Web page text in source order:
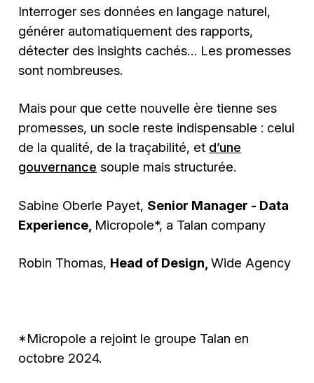
Interroger ses données en langage naturel,
générer automatiquement des rapports,
détecter des insights cachés… Les promesses
sont nombreuses.
Mais pour que cette nouvelle ère tienne ses
promesses, un socle reste indispensable : celui
de la qualité, de la traçabilité, et d’une
gouvernance souple mais structurée.
Sabine Oberle Payet, Senior Manager - Data
Experience, Micropole*, a Talan company
Robin Thomas, Head of Design,Wide Agency
*Micropole a rejoint le groupe Talan en
octobre 2024.